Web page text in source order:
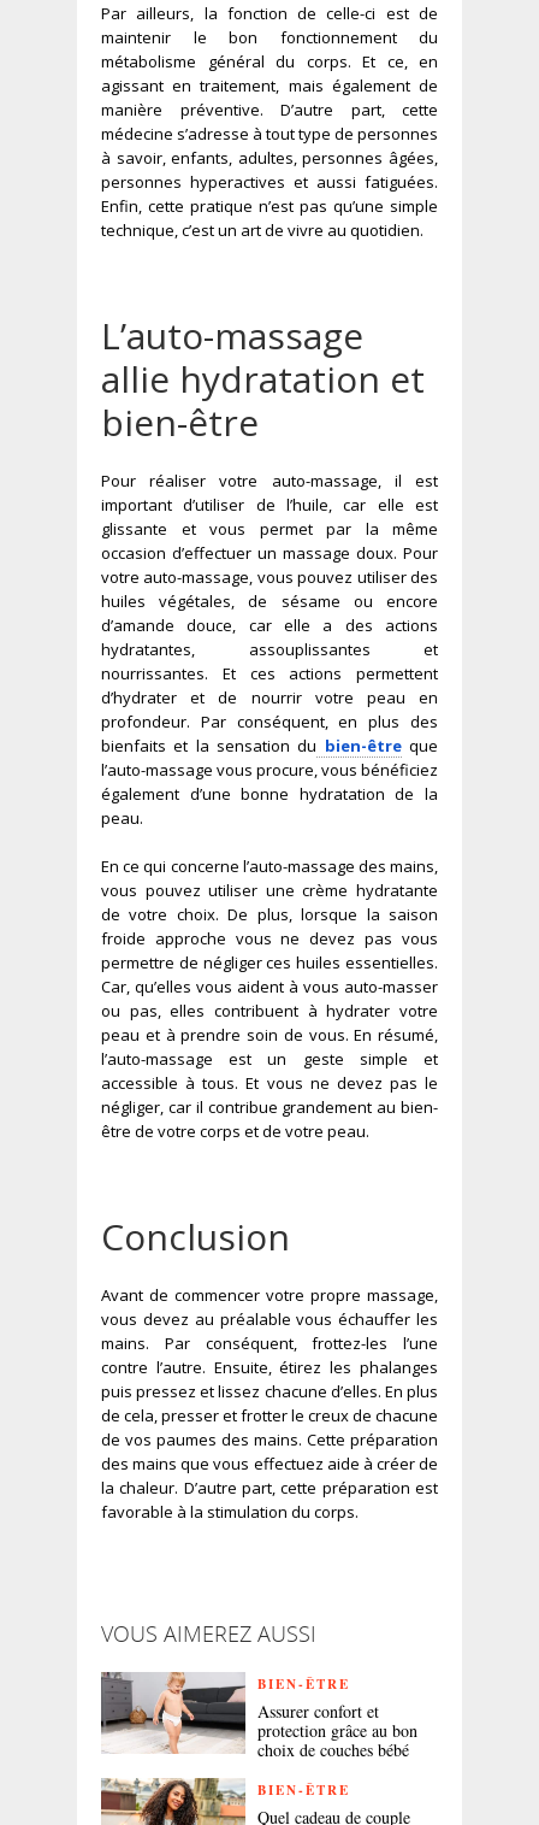
Par ailleurs, la fonction de celle-ci est de
maintenir le bon fonctionnement du
métabolisme général du corps. Et ce, en
agissant en traitement, mais également de
manière préventive. D’autre part, cette
médecine s’adresse à tout type de personnes
à savoir, enfants, adultes, personnes âgées,
personnes hyperactives et aussi fatiguées.
Enfin, cette pratique n’est pas qu’une simple
technique, c’est un art de vivre au quotidien.
L’auto-massage
allie hydratation et
bien-être
Pour réaliser votre auto-massage, il est
important d’utiliser de l’huile, car elle est
glissante et vous permet par la même
occasion d’effectuer un massage doux. Pour
votre auto-massage, vous pouvez utiliser des
huiles végétales, de sésame ou encore
d’amande douce, car elle a des actions
hydratantes, assouplissantes et
nourrissantes. Et ces actions permettent
d’hydrater et de nourrir votre peau en
profondeur. Par conséquent, en plus des
bienfaits et la sensation du bien-êtreque
l’auto-massage vous procure, vous bénéficiez
également d’une bonne hydratation de la
peau.
En ce qui concerne l’auto-massage des mains,
vous pouvez utiliser une crème hydratante
de votre choix. De plus, lorsque la saison
froide approche vous ne devez pas vous
permettre de négliger ces huiles essentielles.
Car, qu’elles vous aident à vous auto-masser
ou pas, elles contribuent à hydrater votre
peau et à prendre soin de vous. En résumé,
l’auto-massage est un geste simple et
accessible à tous. Et vous ne devez pas le
négliger, car il contribue grandement au bien-
être de votre corps et de votre peau.
Conclusion
Avant de commencer votre propre massage,
vous devez au préalable vous échauffer les
mains. Par conséquent, frottez-les l’une
contre l’autre. Ensuite, étirez les phalanges
puis pressez et lissez chacune d’elles. En plus
de cela, presser et frotter le creux de chacune
de vos paumes des mains. Cette préparation
des mains que vous effectuez aide à créer de
la chaleur. D’autre part, cette préparation est
favorable à la stimulation du corps.
VOUS AIMEREZ AUSSI
BIEN-ÊTRE
Assurer confort et
protection grâce au bon
choix de couches bébé
BIEN-ÊTRE
Quel cadeau de couple